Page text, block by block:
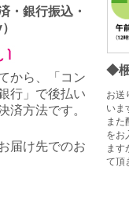
・銀行振込・
から、「コン
行」で後払い
済方法です。
届け先でのお
◆
お送
いま
また
をお
ます
て頂